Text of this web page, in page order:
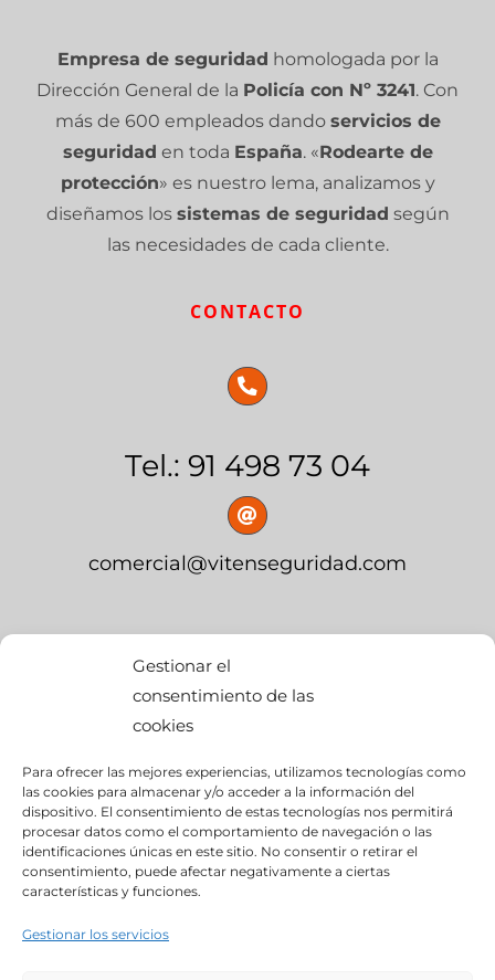
Gestionar el
consentimiento de las
cookies
Para ofrecer las mejores experiencias, utilizamos tecnologías como
las cookies para almacenar y/o acceder a la información del
dispositivo. El consentimiento de estas tecnologías nos permitirá
procesar datos como el comportamiento de navegación o las
identificaciones únicas en este sitio. No consentir o retirar el
consentimiento, puede afectar negativamente a ciertas
características y funciones.
Gestionar los servicios
Empresa de seguridad homologada por la
Dirección General de la Policía con Nº 3241. Con
más de 600 empleados dando servicios de
seguridad en toda España. «Rodearte de
protección» es nuestro lema, analizamos y
diseñamos los sistemas de seguridad según
las necesidades de cada cliente.
CONTACTO
Tel.: 91 498 73 04
comercial@vitenseguridad.com
calle Palier, s/n
edif. BMW Momentum,
Pol. Ind. “Ciudad del Automóvil”
28914- Leganés (Madrid)